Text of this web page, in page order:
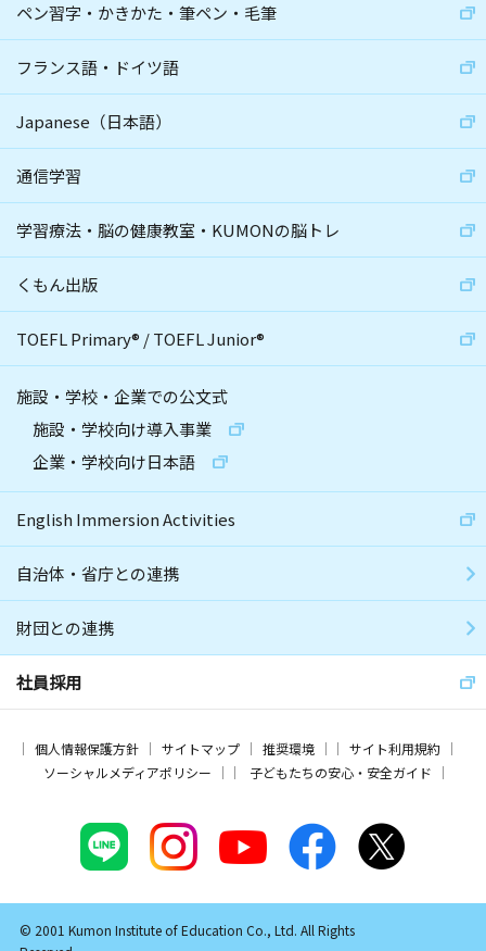
ペン習字・かきかた・筆ペン・毛筆
フランス語・ドイツ語
Japanese（日本語）
通信学習
学習療法・脳の健康教室・KUMONの脳トレ
くもん出版
TOEFL Primary® /TOEFL Junior®
施設・学校・企業での公文式
施設・学校向け導入事業
企業・学校向け日本語
English Immersion Activities
自治体・省庁との連携
財団との連携
社員採用
個人情報保護方針 サイトマップ 推奨環境
サイト利用規約
ソーシャルメディアポリシー
子どもたちの安心・安全ガイド
© 2001 Kumon Institute of Education Co., Ltd. All Rights